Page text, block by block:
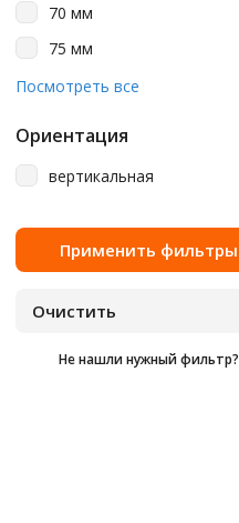
сиреневый
тёмно-зелёный
фиолетовый
черный матовый
шотландка
70 мм
75 мм
80 мм
Посмотреть все
Ориентация
вертикальная
Не нашли нужный фильтр?